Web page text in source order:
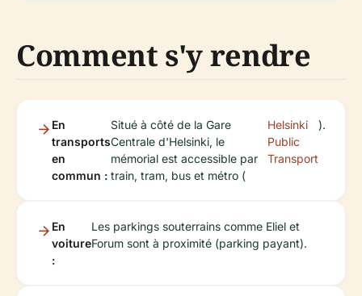
Comment s'y rendre
En
transports
en
commun :
Situé à côté de la Gare
Centrale d'Helsinki, le
mémorial est accessible par
train, tram, bus et métro (
Helsinki
Public
Transport
).
En
voiture
:
Les parkings souterrains comme Eliel et
Forum sont à proximité (parking payant).